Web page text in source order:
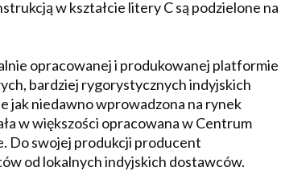
w kształcie litery C są podzielone na
opracowanej i produkowanej platformie
bardziej rygorystycznych indyjskich
jak niedawno wprowadzona na rynek
w większości opracowana w Centrum
Do swojej produkcji producent
od lokalnych indyjskich dostawców.